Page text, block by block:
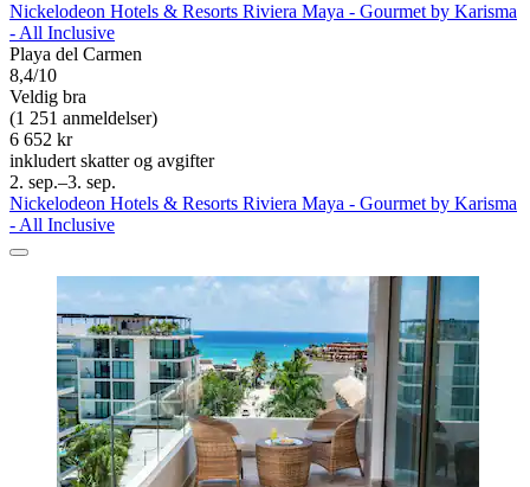
Nickelodeon Hotels & Resorts Riviera Maya - Gourmet by Karisma
- All Inclusive
Playa del Carmen
8,4/10
Veldig bra
(1 251 anmeldelser)
6 652 kr
inkludert skatter og avgifter
2. sep.–3. sep.
Nickelodeon Hotels & Resorts Riviera Maya - Gourmet by Karisma
- All Inclusive